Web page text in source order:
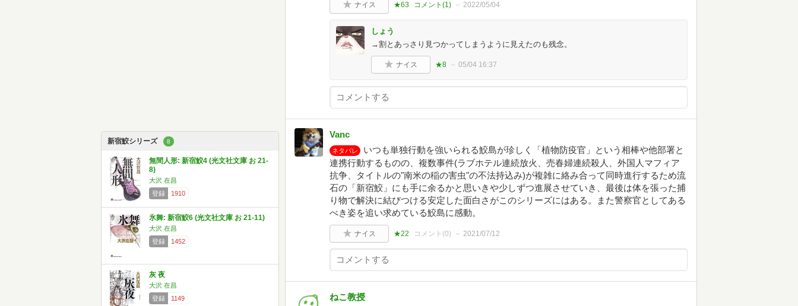
新宿鮫シリーズ 8
無間人形: 新宿鮫4 (光文社文庫 お 21-
8)
大沢 在昌
登録
1910
氷舞: 新宿鮫6 (光文社文庫 お 21-11)
大沢 在昌
登録
1452
灰 夜
大沢 在昌
登録
1149
ナイス ★63 コメント(1) 2022/05/04
しょう
→割とあっさり見つかってしまうように見えたのも残念。
ナイス ★8 05/04 16:37
Vanc
ネタバレ
いつも単独行動を強いられる鮫島が珍しく「植物防疫官」という相棒や他部署と
連携行動するものの、複数事件(ラブホテル連続放火、売春婦連続殺人、外国人マフィア
抗争、タイトルの"南米の稲の害虫"の不法持込み)が複雑に絡み合って同時進行するため流
石の「新宿鮫」にも手に余るかと思いきや少しずつ進展させていき、最後は体を張った捕
り物で解決に結びつける安定した面白さがこのシリーズにはある。また警察官としてある
べき姿を追い求めている鮫島に感動。
ナイス ★22 コメント(0) 2021/07/12
ねこ教授